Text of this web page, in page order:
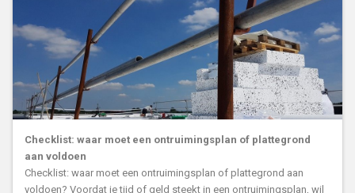
Checklist: waar moet een ontruimingsplan of plattegrond
aan voldoen
Checklist: waar moet een ontruimingsplan of plattegrond aan
voldoen? Voordat je tijd of geld steekt in een ontruimingsplan, wil